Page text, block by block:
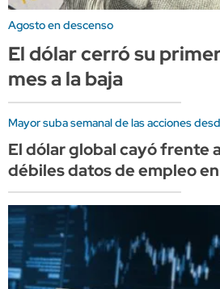
Agosto en descenso
El dólar cerró su
mes a la baja
Mayor suba semanal de las acciones
El dólar global cayó frente
débiles datos de empleo